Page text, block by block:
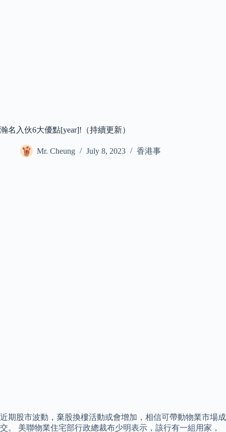
瀚名入伙6大優點[year]!（持續更新）
Mr. Cheung July 8, 2023 香港事
近期股市波動，棄股換樓活動或會增加，相信可帶動物業市場成
交。 美聯物業住宅部行政總裁布少明表示，該行有一組用家，